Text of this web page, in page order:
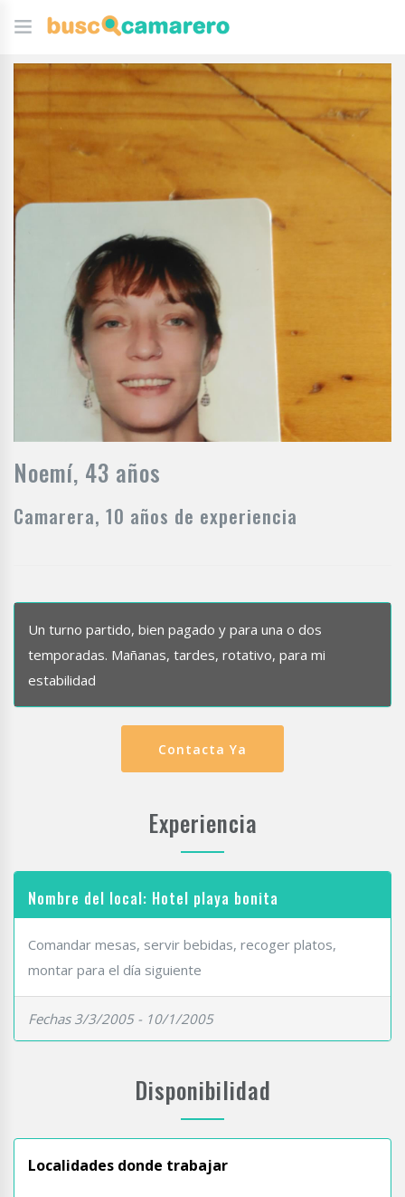
Noemí, 43 años
Camarera, 10 años de experiencia
Un turno partido, bien pagado y para una o dos
temporadas. Mañanas, tardes, rotativo, para mi
estabilidad
Contacta Ya
Experiencia
Nombre del local: Hotel playa bonita
Comandar mesas, servir bebidas, recoger platos,
montar para el día siguiente
Fechas 3/3/2005 - 10/1/2005
Disponibilidad
Localidades donde trabajar